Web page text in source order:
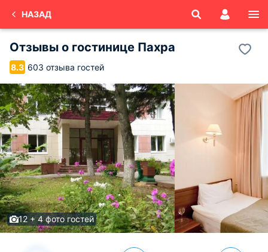
НАЗАД
Отзывы о гостинице Пахра
8.3 603 отзыва гостей
12 + 4 фото гостей